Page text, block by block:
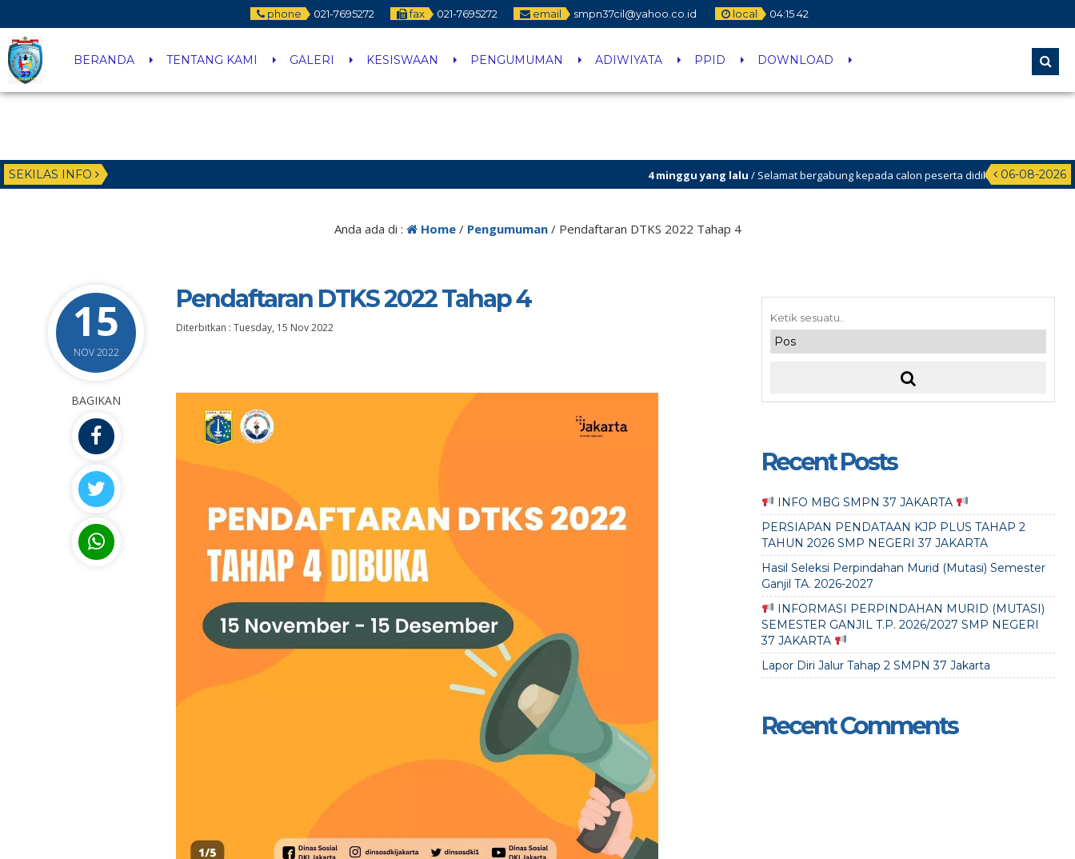
phone 021-7695272 fax 021-7695272 email smpn37cil@yahoo.co.id local 04:15 43
BERANDA TENTANG KAMI GALERI KESISWAAN PENGUMUMAN ADIWIYATA PPID DOWNLOAD
SEKILAS INFO 06-08-2026
4 minggu yang lalu/ Selamat bergabung kepada calon peserta didik baru yang berhasil lolos
Anda ada di : Home/ Pengumuman/ Pendaftaran DTKS 2022 Tahap 4
15
NOV 2022
Pendaftaran DTKS 2022 Tahap 4
Diterbitkan : Tuesday, 15 Nov 2022
BAGIKAN
Recent Posts
INFO MBG SMPN 37 JAKARTA
PERSIAPAN PENDATAAN KJP PLUS TAHAP 2
TAHUN 2026 SMP NEGERI 37 JAKARTA
Hasil Seleksi Perpindahan Murid (Mutasi) Semester
Ganjil TA. 2026-2027
INFORMASI PERPINDAHAN MURID (MUTASI)
SEMESTER GANJIL T.P. 2026/2027 SMP NEGERI
37 JAKARTA
Lapor Diri Jalur Tahap 2 SMPN 37 Jakarta
Recent Comments